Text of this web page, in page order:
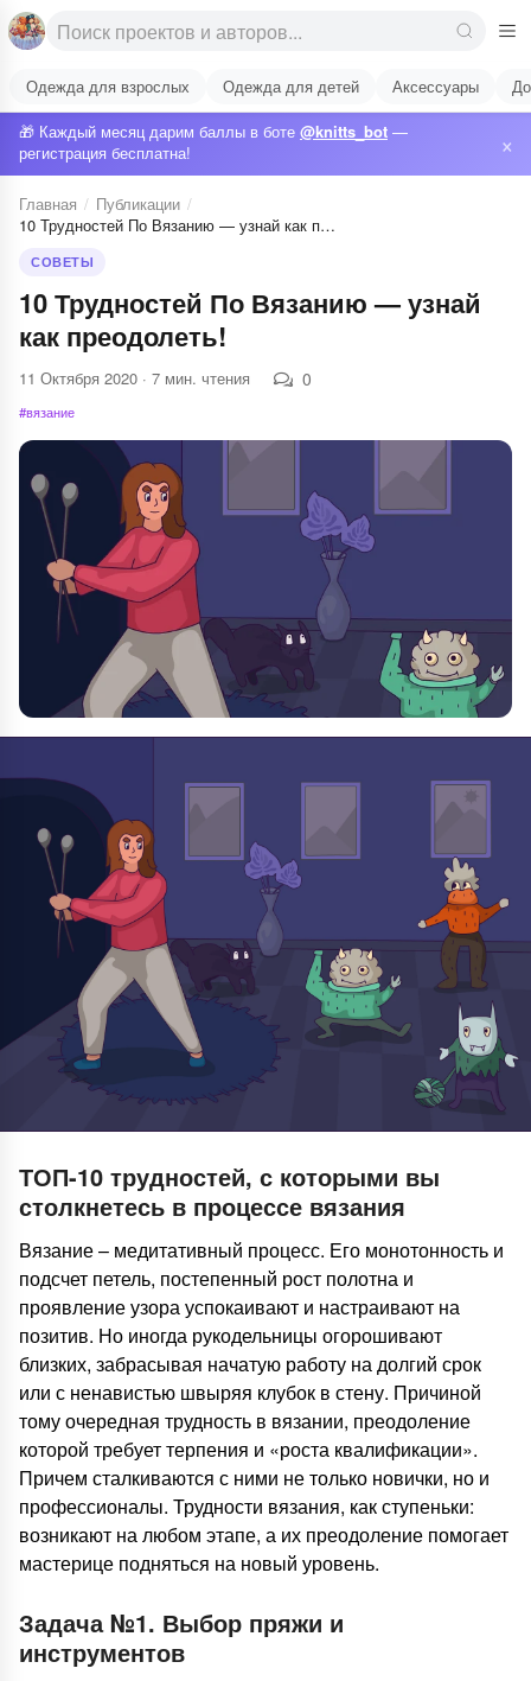
Одежда для взрослых Одежда для детей Аксессуары
🎁 Каждый месяц дарим баллы в боте @knitts_bot —
регистрация бесплатна!
×
Главная / Публикации /
10 Трудностей По Вязанию — узнай как п…
СОВЕТЫ
10 Трудностей По Вязанию — узнай
как преодолеть!
11 Октября 2020 · 7 мин. чтения 0
#вязание
ТОП-10 трудностей, с которыми вы
столкнетесь в процессе вязания
Вязание – медитативный процесс. Его монотонность и
подсчет петель, постепенный рост полотна и
проявление узора успокаивают и настраивают на
позитив. Но иногда рукодельницы огорошивают
близких, забрасывая начатую работу на долгий срок
или с ненавистью швыряя клубок в стену. Причиной
тому очередная трудность в вязании, преодоление
которой требует терпения и «роста квалификации».
Причем сталкиваются с ними не только новички, но и
профессионалы. Трудности вязания, как ступеньки:
возникают на любом этапе, а их преодоление помогает
мастерице подняться на новый уровень.
Задача №1. Выбор пряжи и
инструментов